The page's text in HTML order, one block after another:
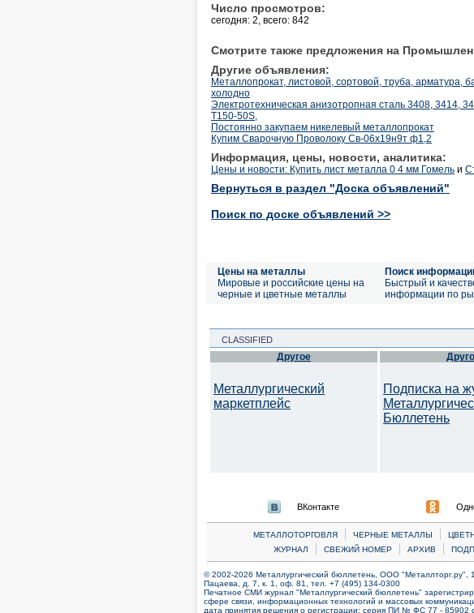
Число просмотров:
сегодня: 2, всего: 842
Смотрите также предложения на
Другие объявления:
Металлопрокат, листовой, сортовой, труба, арматура,
холодно
Электротехническая анизотропная сталь 3408, 3414,
T150-50S,
Постоянно закупаем никелевый металлопрокат
Купим Сварочную Проволоку Св-06х19н9т ф1,2
Информация, цены, новости, аналитика:
Цены и новости: Купить лист металла 0 4 мм Гомель и
Вернуться в раздел "Доска объявлений"
Поиск по доске объявлений >>
Цены на металлы
Мировые и российские цены на
черные и цветные металлы
Поиск
Быстрый и
информации по
CLASSIFIED
Другое
Металлургический
маркетплейс
Подписка на
Бюллетень
ВКонтакте
МЕТАЛЛОТОРГОВЛЯ | ЧЕРНЫЕ МЕТАЛЛЫ |
ЖУРНАЛ
| СВЕЖИЙ НОМЕР | АРХИВ |
© 2002-2026 Металлургический бюллетень, ООО "Металлторг.ру",
Пацаева, д. 7, к. 1, оф. 81, тел. +7 (495) 134-0300
Печатное СМИ журнал "Металлургический бюллетень"
сфере связи, информационных технологий и массовых
дата принятия решения о регистрации: серия ПИ № ФС 77 - 85902